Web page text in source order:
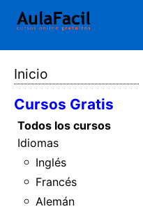
Inicio
Cursos Gratis
Todos los cursos
Idiomas
Inglés
Francés
Alemán